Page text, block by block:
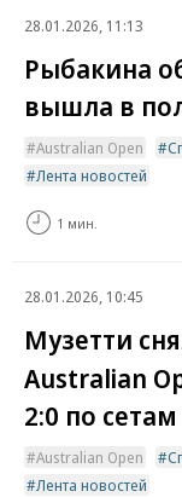
28.01.2026, 11:13
Рыбакина
вышла в
Australian Open
Лента новостей
1 мин.
28.01.2026, 10:45
Музетти
Australian
2:0 по сетам
Australian Open
Лента новостей